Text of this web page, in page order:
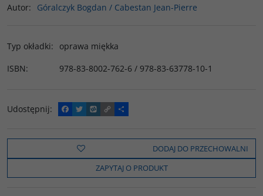
Autor: Góralczyk Bogdan / Cabestan Jean-Pierre
Typ okładki:
oprawa miękka
ISBN: 978-83-8002-762-6 / 978-83-63778-10-1
Udostępnij:
F
a
e
o
k
T
w
t
t
e
W
y
o
C
o
y
i
n
k
P
o
z
e
l
s
DODAJ DO PRZECHOWALNI
ZAPYTAJ O PRODUKT